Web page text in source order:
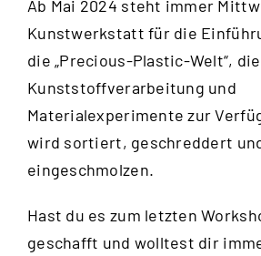
Ab Mai 2024 steht immer
Kunstwerkstatt für die
die „Precious-Plastic-Welt“, die
Kunststoffverarbeitung und
Materialexperimente zur
wird sortiert, geschreddert
eingeschmolzen.
Hast du es zum letzten
geschafft und wolltest dir